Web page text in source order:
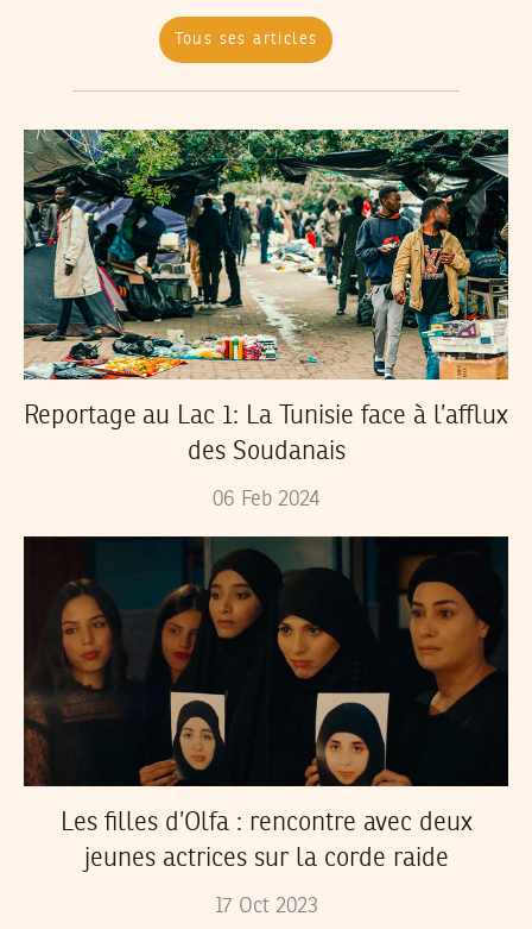
Tous ses articles
Reportage au Lac 1: La Tunisie face à l’afflux
des Soudanais
06 Feb 2024
Les filles d’Olfa : rencontre avec deux
jeunes actrices sur la corde raide
17 Oct 2023